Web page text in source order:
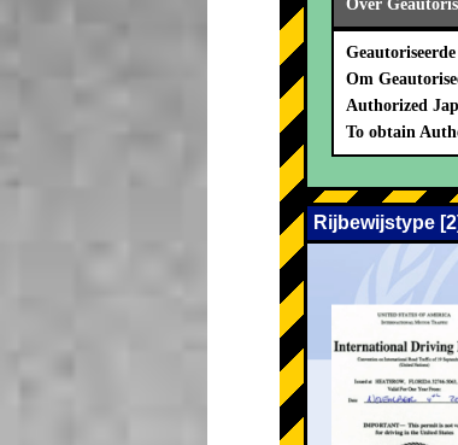
Over
Om
Authorized
To obtain
Rijbewijstype